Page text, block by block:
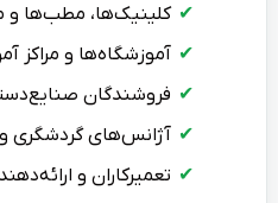
کلینیک‌ها، مطب‌ها و
آموزشگاه‌ها و مراکز
فروشندگان
آژانس‌های گردشگری
تعمیرکاران و